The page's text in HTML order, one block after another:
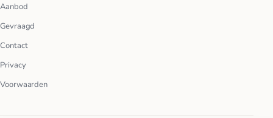
Aanbod
Gevraagd
Contact
Privacy
Voorwaarden